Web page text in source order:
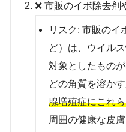
❌ 市販のイボ除去剤
リスク: 市販のイ
ど）は、ウイル
対象としたもの
どの角質を溶か
腺増殖症にこれ
周囲の健康な皮